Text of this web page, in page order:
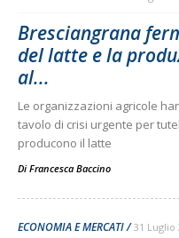
Bresciangrana
del latte e la
al...
Le organizzazioni agricole
tavolo di crisi urgente per
producono il latte
Di Francesca Baccino
ECONOMIA E MERCATI 31 Luglio